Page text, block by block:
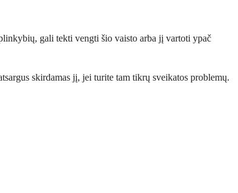
gali tekti vengti šio vaisto arba jį vartoti ypač
skirdamas jį, jei turite tam tikrų sveikatos problemų.